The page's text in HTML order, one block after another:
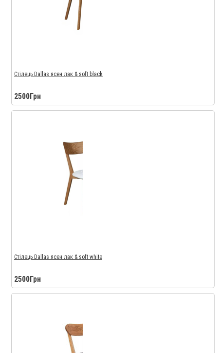
Стілець Dallas ясен лак & soft black
2500Грн
Стілець Dallas ясен лак & soft white
2500Грн